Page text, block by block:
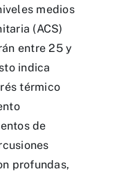
medios
(ACS)
entre 25 y
indica
térmico
de
profundas,